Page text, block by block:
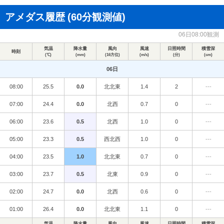
アメダス履歴 (60分観測値)
06日08:00観測
時刻
気温
(℃)
降水量
(mm)
風向
(16方位)
風速
(m/s)
日照時間
(分)
積雪深
(cm)
06日
08:00 25.5 0.0 北北東 1.4 2 ---
07:00 24.4 0.0 北西 0.7 0 ---
06:00 23.6 0.5 北西 1.0 0 ---
05:00 23.3 0.5 西北西 1.0 0 ---
04:00 23.5 1.0 北北東 0.7 0 ---
03:00 23.7 0.5 北東 0.9 0 ---
02:00 24.7 0.0 北西 0.6 0 ---
01:00 26.4 0.0 北北東 1.1 0 ---